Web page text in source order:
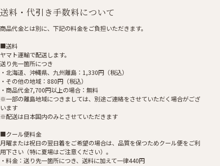
送料・代引き手数料について
商品代金とは別に、下記の料金をご負担いただきます。
■送料
ヤマト運輸で配送します。
送り先一箇所につき
・北海道、沖縄県、九州離島：1,330円（税込）
・その他の地域：880円（税込）
・商品代金7,700円以上の場合：無料
※一部の離島地域につきましては、別途ご連絡をさせていただく場合がござ
います
※配送は日本国内のみとさせていただきます
■クール便料金
月曜または祝日の翌日着をご希望の場合は、品質を保つためクール便をご利
用下さい（特に夏場はご注意ください）。
・料金：送り先一箇所につき、送料に加えて一律440円